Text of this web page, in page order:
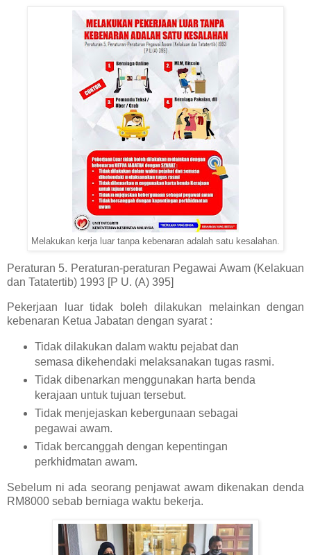
Melakukan kerja luar tanpa kebenaran adalah satu kesalahan.
Peraturan 5. Peraturan-peraturan Pegawai Awam (Kelakuan
dan Tatatertib) 1993 [P U. (A) 395]
Pekerjaan luar tidak boleh dilakukan melainkan dengan
kebenaran Ketua Jabatan dengan syarat :
Tidak dilakukan dalam waktu pejabat dan
semasa dikehendaki melaksanakan tugas rasmi.
Tidak dibenarkan menggunakan harta benda
kerajaan untuk tujuan tersebut.
Tidak menjejaskan kebergunaan sebagai
pegawai awam.
Tidak bercanggah dengan kepentingan
perkhidmatan awam.
Sebelum ni ada seorang penjawat awam dikenakan denda
RM8000 sebab berniaga waktu bekerja.